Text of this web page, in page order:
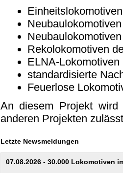
Rekolokomotiven
ELNA-Lokomotiven
standardisierte
Feuerlose
An diesem Projekt
anderen Projekten
Letzte Newsmeldungen
07.08.2026 - 30.000 Lokomotiven